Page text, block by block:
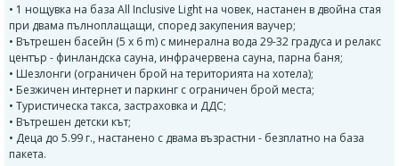
• 1 нощувка на база All Inclusive Light на човек, настанен в двойна стая
при двама пълноплащащи, според закупения ваучер;
• Вътрешен басейн (5 x 6 m) с минерална вода 29-32 градуса и релакс
център - финландска сауна, инфрачервена сауна, парна баня;
• Шезлонги (ограничен брой на територията на хотела);
• Безжичен интернет и паркинг с ограничен брой места;
• Туристическа такса, застраховка и ДДС;
• Вътрешен детски кът;
• Деца до 5.99 г., настанено с двама възрастни - безплатно на база
пакета.